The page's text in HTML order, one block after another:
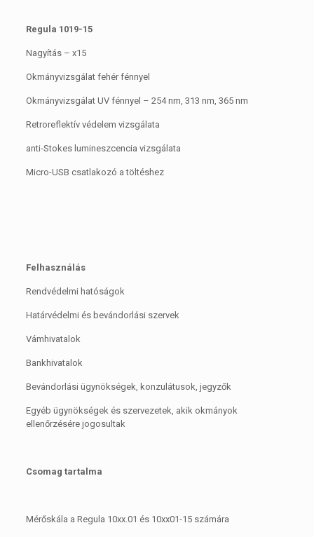
Regula 1019-15
Nagyítás – x15
Okmányvizsgálat fehér fénnyel
Okmányvizsgálat UV fénnyel – 254 nm, 313 nm, 365 nm
Retroreflektív védelem vizsgálata
anti-Stokes lumineszcencia vizsgálata
Micro-USB csatlakozó a töltéshez
Felhasználás
Rendvédelmi hatóságok
Határvédelmi és bevándorlási szervek
Vámhivatalok
Bankhivatalok
Bevándorlási ügynökségek, konzulátusok, jegyzők
Egyéb ügynökségek és szervezetek, akik okmányok
ellenőrzésére jogosultak
Csomag tartalma
Mérőskála a Regula 10xx.01 és 10xx01-15 számára